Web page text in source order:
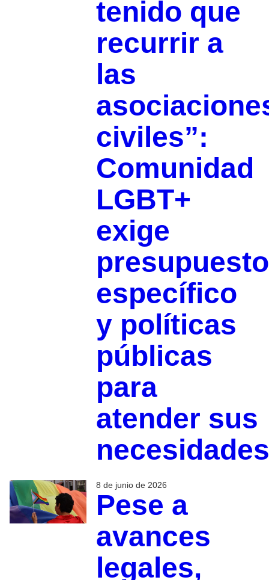
tenido que
recurrir a
las
civiles”:
Comunidad
LGBT+
exige
presupuesto
específico
y políticas
públicas
para
atender sus
necesidades
8 de junio de 2026
Pese a
avances
legales,